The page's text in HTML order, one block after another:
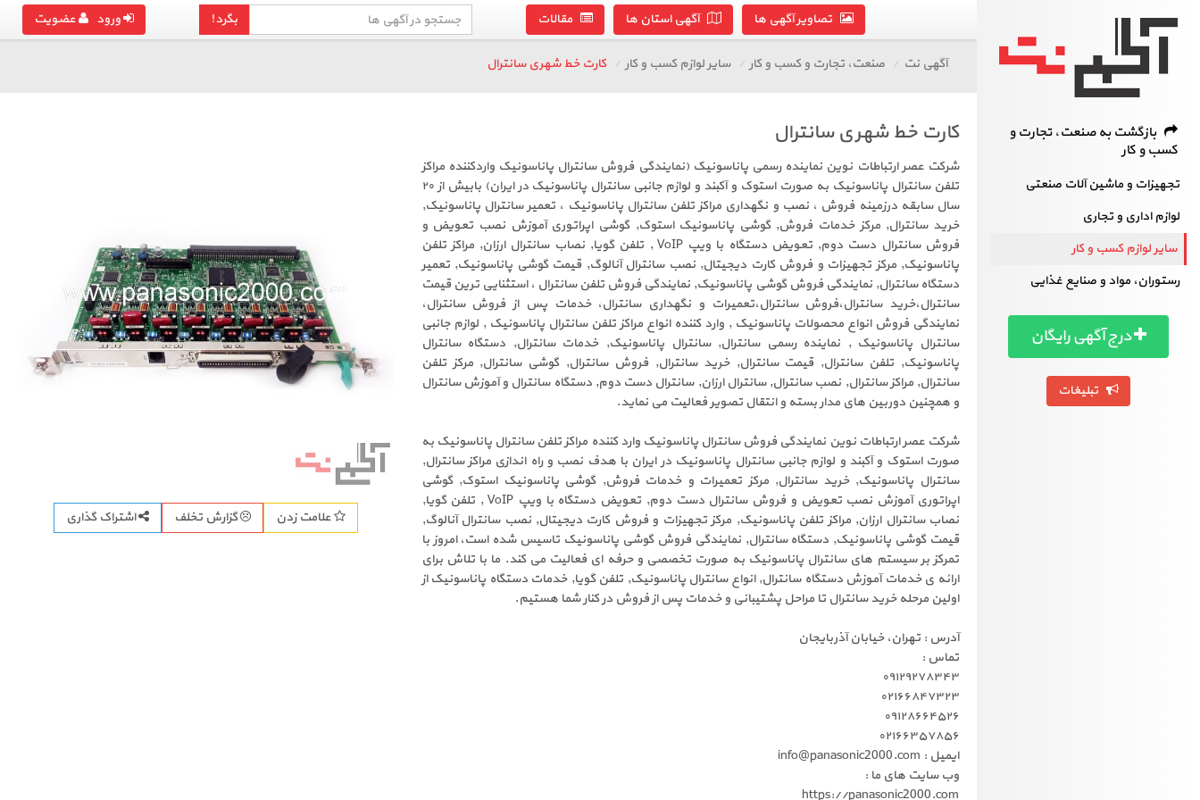
ورود عضویت بگرد! تصاویر آگهی ها آگهی استان ها مقالات
بازگشت به صنعت، تجارت و
کسب و کار
تجهیزات و ماشین آلات صنعتی
لوازم اداری و تجاری
سایر لوازم کسب و کار
رستوران، مواد و صنایع غذایی
درج آگهی رایگان
تبلیغات
آگهی نت صنعت، تجارت و کسب و کار سایر لوازم کسب و کار کارت خط شهری سانترال
کارت خط شهری سانترال
شرکت عصر ارتباطات نوین نماینده رسمی پاناسونیک (نمایندگی فروش سانترال پاناسونیک واردکننده مراکز
تلفن سانترال پاناسونیک به صورت استوک و آکبند و لوازم جانبی سانترال پاناسونیک در ایران) بابیش از ۲۰
سال سابقه درزمینه فروش ، نصب و نگهداری مراکز تلفن سانترال پاناسونیک ، تعمیر سانترال پاناسونیک,
خرید سانترال, مرکز خدمات فروش, گوشی پاناسونیک استوک, گوشی اپراتوری آموزش نصب تعویض و
فروش سانترال دست دوم, تعویض دستگاه با ویپ VoIP , تلفن گویا, نصاب سانترال ارزان, مراکز تلفن
پاناسونیک, مرکز تجهیزات و فروش کارت دیجیتال, نصب سانترال آنالوگ, قیمت گوشی پاناسونیک, تعمیر
دستگاه سانترال, نمایندگی فروش گوشی پاناسونیک, نمایندگی فروش تلفن سانترال ، استثنایی ترین قیمت
سانترال،خرید سانترال،فروش سانترال،تعمیرات و نگهداری سانترال، خدمات پس از فروش سانترال،
نمایندگی فروش انواع محصولات پاناسونیک , وارد کننده انواع مراکز تلفن سانترال پاناسونیک , لوازم جانبی
سانترال پاناسونیک , نماینده رسمی سانترال, سانترال پاناسونیک, خدمات سانترال, دستگاه سانترال
پاناسونیک, تلفن سانترال, قیمت سانترال, خرید سانترال, فروش سانترال, گوشی سانترال, مرکز تلفن
سانترال, مراکز سانترال, نصب سانترال, سانترال ارزان, سانترال دست دوم, دستگاه سانترال و آموزش سانترال
و همچنین دوربین های مدار بسته و انتقال تصویر فعالیت می نماید.
شرکت عصر ارتباطات نوین نمایندگی فروش سانترال پاناسونیک وارد کننده مراکز تلفن سانترال پاناسونیک به
صورت استوک و آکبند و لوازم جانبی سانترال پاناسونیک در ایران با هدف نصب و راه اندازی مراکز سانترال,
سانترال پاناسونیک, خرید سانترال, مرکز تعمیرات و خدمات فروش, گوشی پاناسونیک استوک, گوشی
اپراتوری آموزش نصب تعویض و فروش سانترال دست دوم, تعویض دستگاه با ویپ VoIP , تلفن گویا,
نصاب سانترال ارزان, مراکز تلفن پاناسونیک, مرکز تجهیزات و فروش کارت دیجیتال, نصب سانترال آنالوگ,
قیمت گوشی پاناسونیک, دستگاه سانترال, نمایندگی فروش گوشی پاناسونیک تاسیس شده است، امروز با
تمرکز بر سیستم های سانترال پاناسونیک به صورت تخصصی و حرفه ای فعالیت می کند. ما با تلاش برای
ارائه ی خدمات آموزش دستگاه سانترال, انواع سانترال پاناسونیک, تلفن گویا, خدمات دستگاه پاناسونیک از
اولین مرحله خرید سانترال تا مراحل پشتیبانی و خدمات پس از فروش در کنار شما هستیم.
آدرس : تهران، خیابان آذربایجان
تماس :
۰۹۱۲۹۲۷۸۳۴۳
۰۲۱۶۶۸۴۷۳۲۳
۰۹۱۲۸۶۶۴۵۲۶
۰۲۱۶۶۳۵۷۸۵۶
ایمیل : info@panasonic2000.com
وب سایت های ما :
https://panasonic2000.com
علامت زدن گزارش تخلف اشتراک گذاری